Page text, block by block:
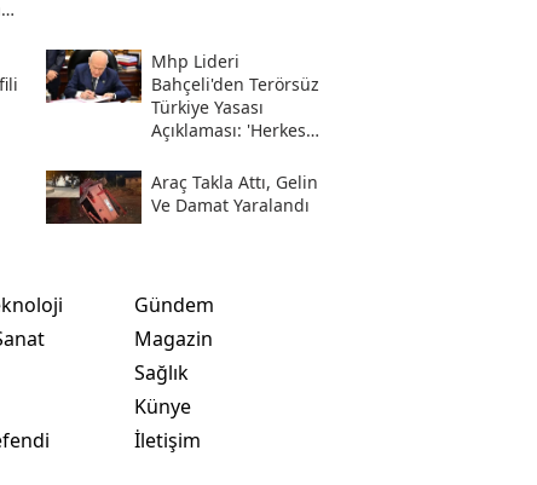
Mhp Lideri
Bahçeli'den Terörsüz
Türkiye Yasası
Açıklaması: 'herkes
Araç Takla Attı, Gelin
Ve Damat Yaralandı
Gündem
Magazin
Sağlık
Künye
İletişim